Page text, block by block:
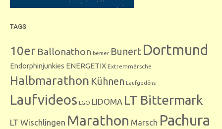
TAGS
10er Ballonathon bemer Bunert Dortmund
Endorphinjunkies ENERGETIX Extremmärsche
Halbmarathon Kühnen Laufgedöns
Laufvideos LGO LIDOMA LT Bittermark
LT Wischlingen Marathon Marsch Pachura